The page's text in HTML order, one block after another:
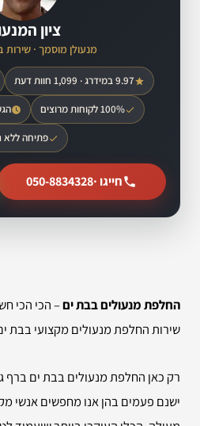
ציון
מנעולן מוסמך ·
9.97 במידרג · 1,099 חוות דעת
100% לקוחות מרוצים הגעה
פתיחה ללא
חייגו ·050-8834328
החלפת מנעולים בבת ים– הכי הכי
שירות החלפת מנעולים מקצועי בבת
רק כאן החלפת מנעולים בבת ים ברף
ישנם פעמים בהן אנו מחפשים אנשי